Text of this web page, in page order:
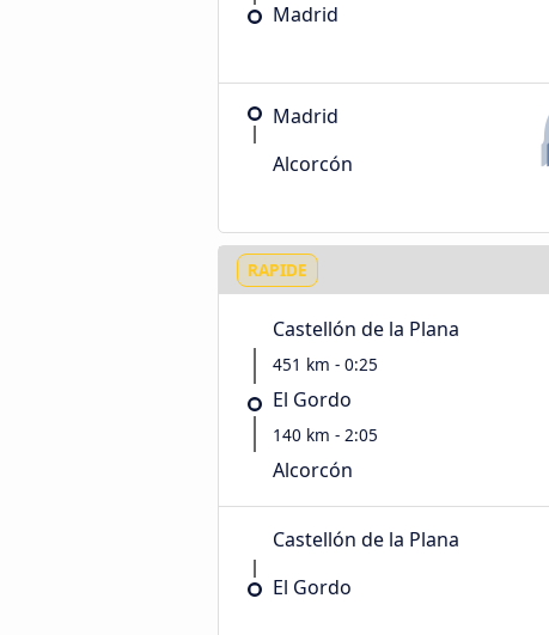
Madrid
Madrid
Alcorcón
RAPIDE
Castellón de la Plana
451 km - 0:25
El Gordo
140 km - 2:05
Alcorcón
Castellón de la Plana
El Gordo